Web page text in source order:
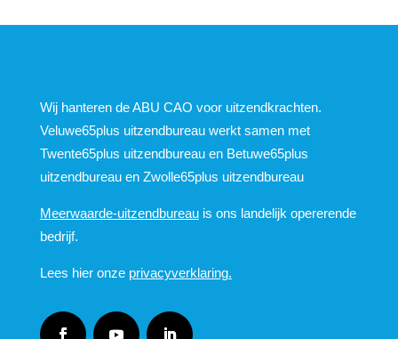
Wij hanteren de ABU CAO voor uitzendkrachten.
Veluwe65plus uitzendbureau werkt samen met
Twente65plus uitzendbureau en Betuwe65plus
uitzendbureau en Zwolle65plus uitzendbureau
Meerwaarde-uitzendbureauis ons landelijk opererende
bedrijf.
Lees hier onze privacyverklaring.